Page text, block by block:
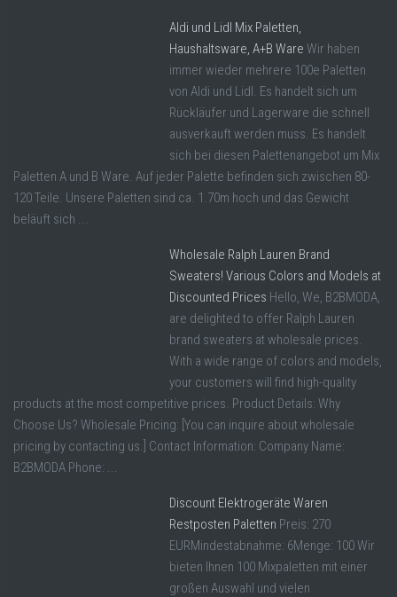
Aldi und Lidl Mix Paletten,
Haushaltsware, A+B Ware Wir haben
immer wieder mehrere 100e Paletten
von Aldi und Lidl. Es handelt sich um
Rückläufer und Lagerware die schnell
ausverkauft werden muss. Es handelt
sich bei diesen Palettenangebot um Mix
Paletten A und B Ware. Auf jeder Palette befinden sich zwischen 80-
120 Teile. Unsere Paletten sind ca. 1.70m hoch und das Gewicht
beläuft sich ...
Wholesale Ralph Lauren Brand
Sweaters! Various Colors and Models at
Discounted Prices Hello, We, B2BMODA,
are delighted to offer Ralph Lauren
brand sweaters at wholesale prices.
With a wide range of colors and models,
your customers will find high-quality
products at the most competitive prices. Product Details: Why
Choose Us? Wholesale Pricing: [You can inquire about wholesale
pricing by contacting us.] Contact Information: Company Name:
B2BMODA Phone: ...
Discount Elektrogeräte Waren
Restposten Paletten Preis: 270
EURMindestabnahme: 6Menge: 100 Wir
bieten Ihnen 100 Mixpaletten mit einer
großen Auswahl und vielen